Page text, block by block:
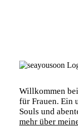
Willkommen
für Frauen. Ein
Souls und
mehr über